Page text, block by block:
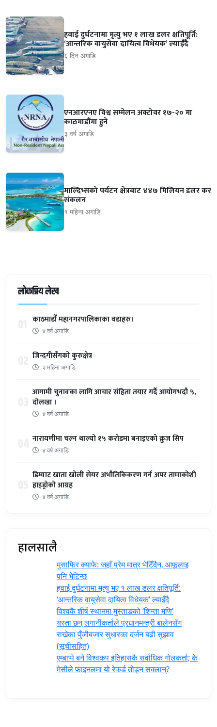
हवाई दुर्घटनामा मृत्यु भए १ लाख डलर क्षतिपूर्ति:
‘आन्तरिक वायुसेवा दायित्व विधेयक’ ल्याइँदै
६ दिन अगाडि
एनआरएनए विश्व सम्मेलन अक्टोवर १७-२० मा
काठमाडौंमा हुने
३ वर्ष अगाडि
माल्दिभ्सको पर्यटन क्षेत्रबाट ४४७ मिलियन डलर कर
संकलन
१ महिना अगाडि
लोकप्रिय लेख
काठमाडौँ महानगरपालिकाका वडाहरु।
४ वर्ष अगाडि
जिन्दगीसँगको कुरुक्षेत्र
२ महिना अगाडि
आगामी चुनावका लागि आचार संहिता तयार गर्दै आयोगभदौ ५,
दोलखा ।
४ वर्ष अगाडि
नारायणीमा चल्न थाल्यो १५ करोडमा बनाइएको क्रुज सिप
४ वर्ष अगाडि
डिम्याट खाता खोली सेयर अभौतिकिकरण गर्न अपर तामाकोशी
हाइड्रोको आग्रह
४ वर्ष अगाडि
हालसालै
मुसाफिर क्याफे: जहाँ प्रेम मात्र भेटिँदैन, आफूलाइ
पनि भेटिन्छ
हवाई दुर्घटनामा मृत्यु भए १ लाख डलर क्षतिपूर्ति:
‘आन्तरिक वायुसेवा दायित्व विधेयक’ ल्याइँदै
विश्वकै शीर्ष स्थानमा मुस्ताङको ‘शिन्ता मणि’
यस्ता छन् लगानीकर्ताले प्रधानमन्त्री ‍बालेनसँग
राखेका पुँजीबजार सुधारका दर्जन बढी सुझाव
(सूचीसहित)
एम्बाप्पे बने विश्वकप इतिहासकै सर्वाधिक गोलकर्ता; के
मेसीले फाइनलमा यो रेकर्ड तोड्न सक्लान्?